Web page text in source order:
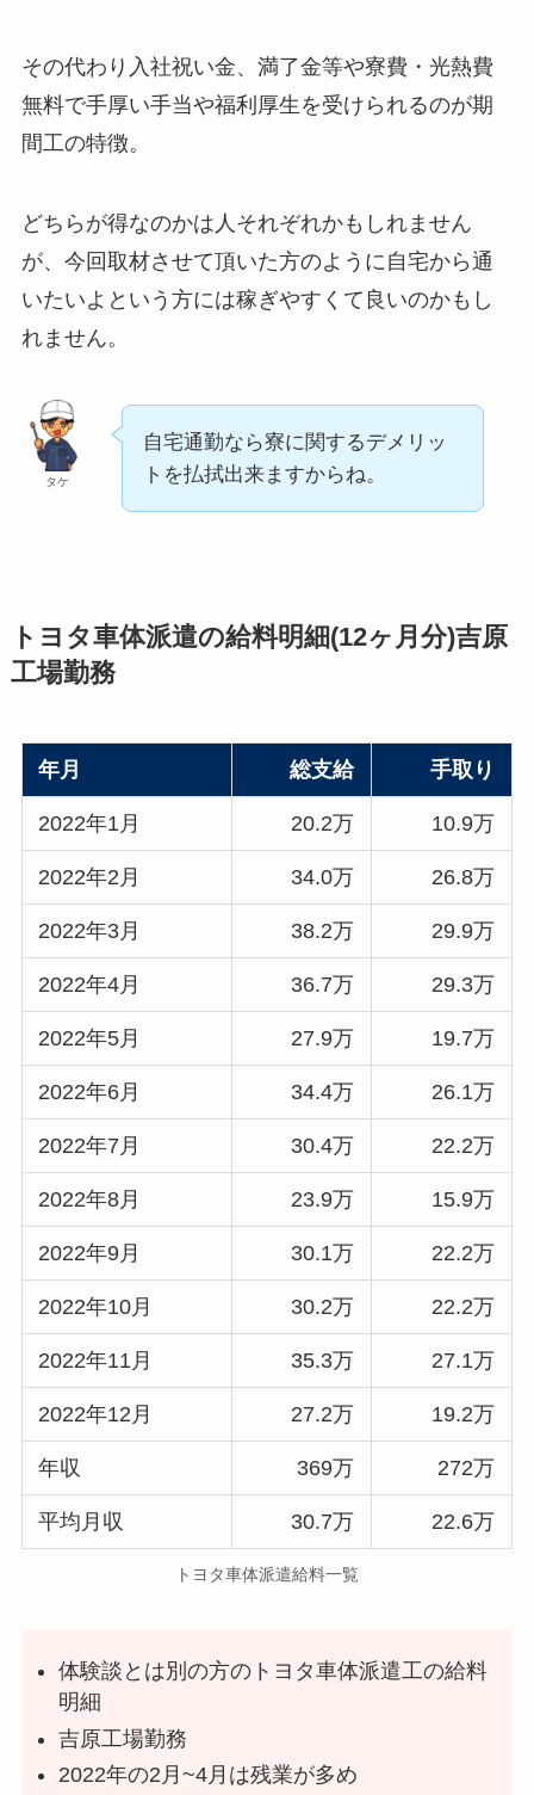
その代わり入社祝い金、満了金等や寮費・光熱費
無料で手厚い手当や福利厚生を受けられるのが期
間工の特徴。
どちらが得なのかは人それぞれかもしれません
が、今回取材させて頂いた方のように自宅から通
いたいよという方には稼ぎやすくて良いのかもし
れません。
タケ
自宅通勤なら寮に関するデメリッ
トを払拭出来ますからね。
トヨタ車体派遣の給料明細(12ヶ月分)吉原
工場勤務
年月 総支給 手取り
2022年1月 20.2万 10.9万
2022年2月 34.0万 26.8万
2022年3月 38.2万 29.9万
2022年4月 36.7万 29.3万
2022年5月 27.9万 19.7万
2022年6月 34.4万 26.1万
2022年7月 30.4万 22.2万
2022年8月 23.9万 15.9万
2022年9月 30.1万 22.2万
2022年10月 30.2万 22.2万
2022年11月 35.3万 27.1万
2022年12月 27.2万 19.2万
年収 369万 272万
平均月収 30.7万 22.6万
トヨタ車体派遣給料一覧
体験談とは別の方のトヨタ車体派遣工の給料
明細
吉原工場勤務
2022年の2月~4月は残業が多め